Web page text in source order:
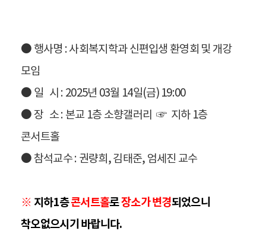
● 행사명 : 사회복지학과 신편입생 환영회 및 개강
모임
● 일 시 : 2025년 03월 14일(금) 19:00
●장 소 : 본교 1층 소향갤러리 ☞ 지하 1층
콘서트홀
● 참석교수 : 권량희, 김태준, 엄세진 교수
※ 지하1층콘서트홀로장소가 변경되었으니
착오없으시기 바랍니다.